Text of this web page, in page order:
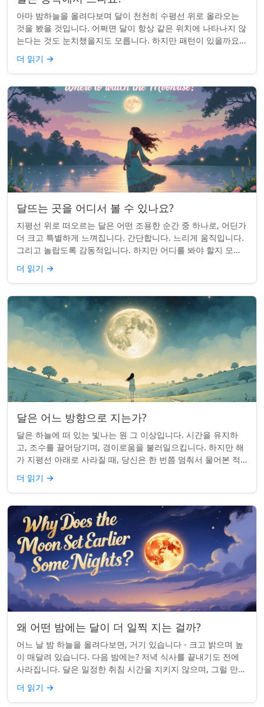
아마 밤하늘을 올려다보며 달이 천천히 수평선 위로 올라오는
것을 봤을 것입니다. 어쩌면 달이 항상 같은 위치에 나타나지 않
는다는 것도 눈치챘을지도 모릅니다. 하지만 패턴이 있을까요?
달은 정말 매번 동쪽에서 뜰까요?...
더 읽기 →
달뜨는 곳을 어디서 볼 수 있나요?
지평선 위로 떠오르는 달은 어떤 조용한 순간 중 하나로, 어딘가
더 크고 특별하게 느껴집니다. 간단합니다. 느리게 움직입니다.
그리고 놀랍도록 감동적입니다. 하지만 어디를 봐야 할지 모르
면 잡기 쉽지 않을 수 있습니...
더 읽기 →
달은 어느 방향으로 지는가?
달은 하늘에 떠 있는 빛나는 원 그 이상입니다. 시간을 유지하
고, 조수를 끌어당기며, 경이로움을 불러일으킵니다. 하지만 해
가 지평선 아래로 사라질 때, 당신은 한 번쯤 멈춰서 물어본 적
이 있나요: 그곳은 어디일까? ...
더 읽기 →
왜 어떤 밤에는 달이 더 일찍 지는 걸까?
어느 날 밤 하늘을 올려다보면, 거기 있습니다 - 크고 밝으며 높
이 매달려 있습니다. 다음 밤에는? 저녁 식사를 끝내기도 전에
사라집니다. 달은 일정한 취침 시간을 지키지 않으며, 그럴 만한
좋은 이유가 있습니다. ...
더 읽기 →